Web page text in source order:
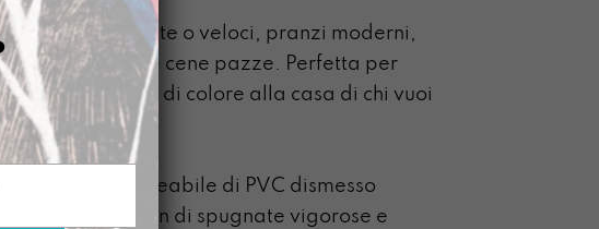
colazioni lente o veloci, pranzi moderni,
cioccolatose e cene pazze. Perfetta per
una vagonata di colore alla casa di chi vuoi
34 X 45 cm
telo impermeabile di PVC dismesso
lavata a suon di spugnate vigorose e